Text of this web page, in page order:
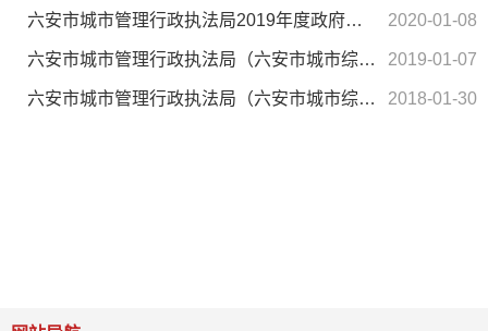
六安市城市管理行政执法局2019年度政府网站工作报表 2020-01-08
六安市城市管理行政执法局（六安市城市综合管理局）2018年度政府网站工作报表 2019-01-07
六安市城市管理行政执法局（六安市城市综合管理局）2017年度政府网站工作报表 2018-01-30